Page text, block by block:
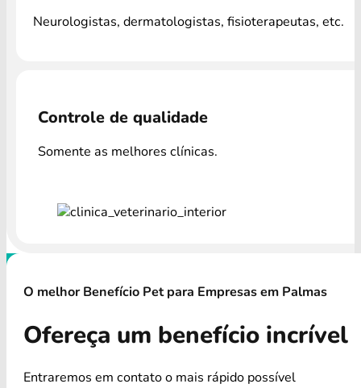
Neurologistas, dermatologistas, fisioterapeutas, etc.
Controle de qualidade
Somente as melhores clínicas.
O melhor Benefício Pet para Empresas em Palmas
Ofereça um benefício incrível
Entraremos em contato o mais rápido possível